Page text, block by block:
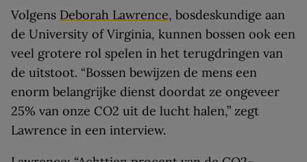
Volgens Deborah Lawrence, bosdeskundige aan
de University of Virginia, kunnen bossen ook een
veel grotere rol spelen in het terugdringen van
de uitstoot. “Bossen bewijzen de mens een
enorm belangrijke dienst doordat ze ongeveer
25% van onze CO2 uit de lucht halen,” zegt
Lawrence in een interview.